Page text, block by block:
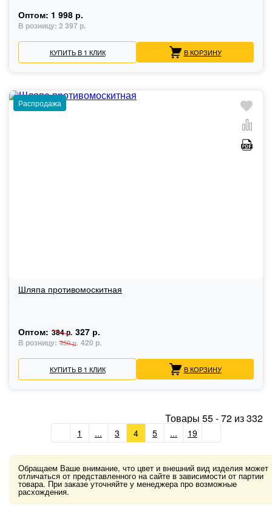
Оптом: 1 998 р.
В розницу: 2 397 р.
КУПИТЬ В 1 КЛИК В КОРЗИНУ
Распродажа
Шляпа противомоскитная
Оптом: 384 р. 327 р.
В розницу: 450 р. 420 р.
КУПИТЬ В 1 КЛИК В КОРЗИНУ
Товары 55-72 из332
1 ... 3 4 5 ... 19
Обращаем Ваше внимание, что цвет и внешний вид изделия может
отличаться от представленного на сайте в зависимости от партии
товара. При заказе уточняйте у менеджера про возможные
расхождения.